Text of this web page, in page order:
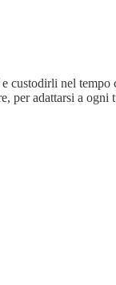
custodirli nel
per adattarsi a ogni